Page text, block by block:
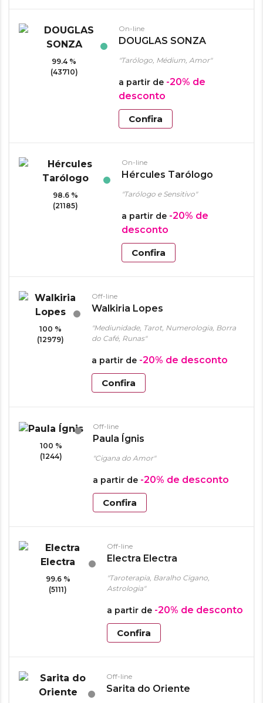
99.4 %
(43710)
On-line
DOUGLAS SONZA
"Tarólogo, Médium, Amor"
a partir de -20% de
desconto
Confira
98.6 %
(21185)
On-line
Hércules Tarólogo
"Tarólogo e Sensitivo"
a partir de -20% de
desconto
Confira
100 %
(12979)
Off-line
Walkiria Lopes
"Mediunidade, Tarot, Numerologia, Borra
do Café, Runas"
a partir de -20% de desconto
Confira
100 %
(1244)
Off-line
Paula Ígnis
"Cigana do Amor"
a partir de -20% de desconto
Confira
99.6 %
(5111)
Off-line
Electra Electra
"Taroterapia, Baralho Cigano,
Astrologia"
a partir de -20% de desconto
Confira
Off-line
Sarita do Oriente